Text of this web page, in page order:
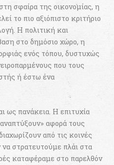
σφαίρα της οικονομίας, η
το πιο αξιόπιστο κριτήριο
Η πολιτική και
στο δημόσιο χώρο, η
ενός τόπου, δυστυχώς
που τους
ή έστω ένα
ως πανάκεια. Η επιτυχία
αφορά τους
από τις κοινές
στρατευτούμε πλάι στα
καταφέραμε στο παρελθόν